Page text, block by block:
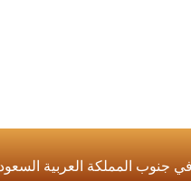
السعودية خلال قرنين (15-14هـ/ 20-21م) – بقلم